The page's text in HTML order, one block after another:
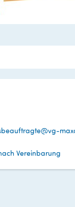
Vereinbarung